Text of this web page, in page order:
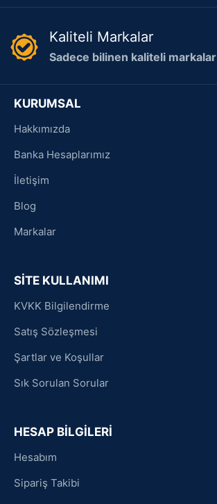
Kaliteli Markalar
Sadece bilinen kaliteli markalar
KURUMSAL
Hakkımızda
Banka Hesaplarımız
İletişim
Blog
Markalar
SİTE KULLANIMI
KVKK Bilgilendirme
Satış Sözleşmesi
Şartlar ve Koşullar
Sık Sorulan Sorular
HESAP BİLGİLERİ
Hesabım
Sipariş Takibi